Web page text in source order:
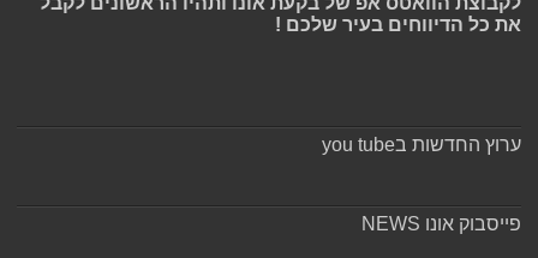
את כל הדיווחים בעיר שלכם !
ערוץ החדשות בyou tube
פייסבוק אונו NEWS